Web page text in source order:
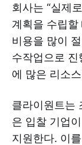
회사는 “실제
계획을 수립할
비용을 많이
수작업으로 진
에 많은 리소
클라이원트는
은 입찰 기업
지원한다. 이